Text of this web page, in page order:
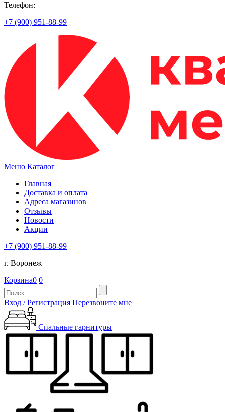
Телефон:
+7 (900) 951-88-99
Меню Каталог
Главная
Доставка и оплата
Адреса магазинов
Отзывы
Новости
Акции
+7 (900) 951-88-99
г. Воронеж
Корзина0 0
Вход / Регистрация Перезвоните мне
Спальные гарнитуры